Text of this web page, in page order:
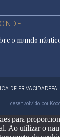
o mundo
DE PRIVACIDADE
desenvolvido por
para
Ao utilizar o